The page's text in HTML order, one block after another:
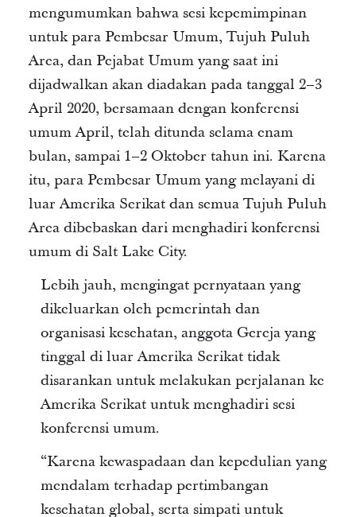
mengumumkan bahwa sesi kepemimpinan
untuk para Pembesar Umum, Tujuh Puluh
Area, dan Pejabat Umum yang saat ini
dijadwalkan akan diadakan pada tanggal 2–3
April 2020, bersamaan dengan konferensi
umum April, telah ditunda selama enam
bulan, sampai 1–2 Oktober tahun ini. Karena
itu, para Pembesar Umum yang melayani di
luar Amerika Serikat dan semua Tujuh Puluh
Area dibebaskan dari menghadiri konferensi
umum di Salt Lake City.
Lebih jauh, mengingat pernyataan yang
dikeluarkan oleh pemerintah dan
organisasi kesehatan, anggota Gereja yang
tinggal di luar Amerika Serikat tidak
disarankan untuk melakukan perjalanan ke
Amerika Serikat untuk menghadiri sesi
konferensi umum.
“Karena kewaspadaan dan kepedulian yang
mendalam terhadap pertimbangan
kesehatan global, serta simpati untuk